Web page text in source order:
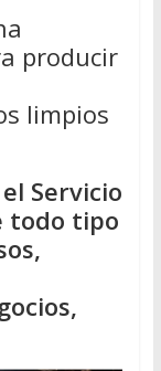
producir
limpios
Servicio
todo tipo